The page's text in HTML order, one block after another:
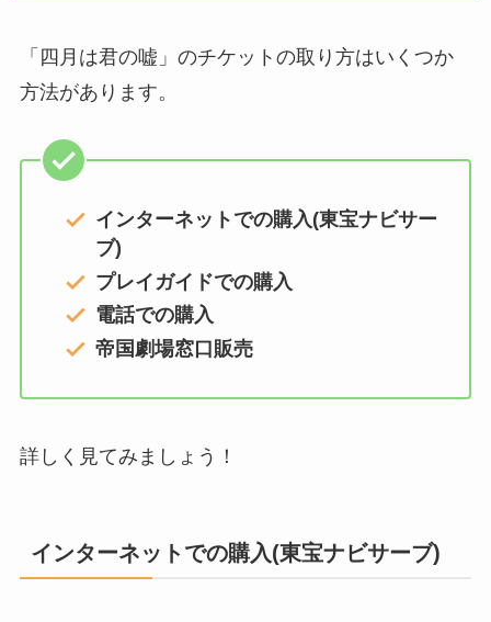
「四月は君の嘘」のチケットの取り方はいくつか
方法があります。
インターネットでの購入(東宝ナビサー
ブ)
プレイガイドでの購入
電話での購入
帝国劇場窓口販売
詳しく見てみましょう！
インターネットでの購入(東宝ナビサーブ)